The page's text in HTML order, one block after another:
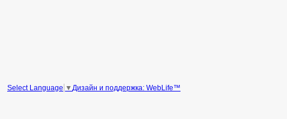
Дизайн и поддержка: WebLife™
Select Language ▼